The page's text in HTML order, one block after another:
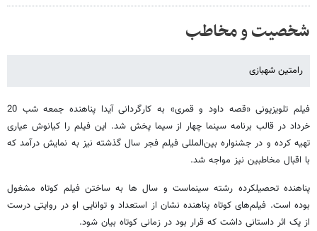
شخصیت و مخاطب
رامتین شهبازی
فیلم تلویزیونی «قصه داود و قمری» به کارگردانی آیدا پناهنده جمعه شب 20
خرداد در قالب برنامه سینما چهار از سیما پخش شد. این فیلم را کیانوش عیاری
تهیه کرده و در جشنواره بین‌المللی فیلم فجر سال گذشته نیز به نمایش درآمد که
با اقبال مخاطبین نیز مواجه شد.
پناهنده تحصیلکرده رشته سینماست و سال ها به ساختن فیلم کوتاه مشغول
بوده است. فیلم‌های کوتاه پناهنده نشان از استعداد و توانایی او در روایتی درست
از یک اثر داستانی داشت که قرار بود در زمانی کوتاه بیان شود.